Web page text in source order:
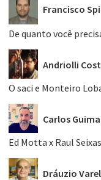
Francisco
De quanto você
Andriolli
O saci e Monteiro
Carlos
Ed Motta x Raul Seixas
Dráuzio